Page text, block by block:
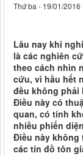
Thứ ba - 19/01/2016
Lâu nay khi
là các nghiên
theo cách nhìn
cứu, vì hầu hết
đều không phải
Điều này có
quan, có tính
nhiều phiến
Điều này
các tín đồ tôn